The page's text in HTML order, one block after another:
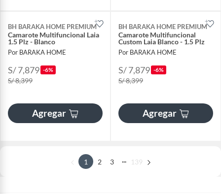
BH BARAKA HOME PREMIUM
Camarote Multifuncional Laia
1.5 Plz - Blanco
Por BARAKA HOME
S/ 7,879 -6%
S/ 8,399
Agregar
BH BARAKA HOME PREMIUM
Camarote Multifuncional
Custom Laia Blanco - 1.5 Plz
Por BARAKA HOME
S/ 7,879 -6%
S/ 8,399
Agregar
1 2 3 ... 139